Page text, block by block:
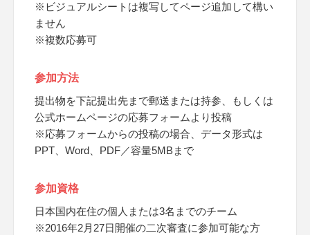
※ビジュアルシートは複写してページ追加して構い
ません
※複数応募可
参加方法
提出物を下記提出先まで郵送または持参、もしくは
公式ホームページの応募フォームより投稿
※応募フォームからの投稿の場合、データ形式は
PPT、Word、PDF／容量5MBまで
参加資格
日本国内在住の個人または3名までのチーム
※2016年2月27日開催の二次審査に参加可能な方